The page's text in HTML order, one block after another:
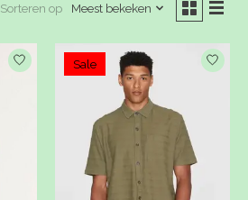
Sorteren op Meest bekeken
Sale